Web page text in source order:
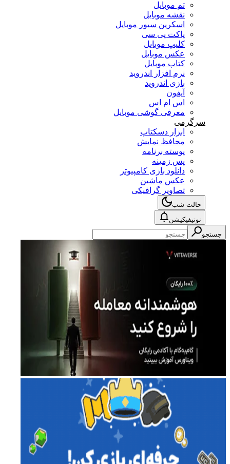
تم موبایل
نقشه موبایل
اسکرین سیور موبایل
پاکت پی سی
کلیپ موبایل
عکس موبایل
کتاب موبایل
نرم افزار اندروید
بازی اندروید
آیفون
اس ام اس
معرفی گوشی موبایل
سرگرمی
ابزار دسکتاپ
محافظ نمایش
پوسته برنامه
پس زمینه
دانلود بازی کامپیوتر
عکس ماشین
تصاویر گرافیکی
حالت شب
نوتیفیکیشن
جستجو